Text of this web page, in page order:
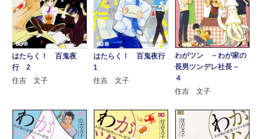
はたらく！ 百鬼夜
行 2
住吉 文子
はたらく！ 百鬼夜行
1
住吉 文子
わがツン －わが家の
長男ツンデレ社長－
４
住吉 文子